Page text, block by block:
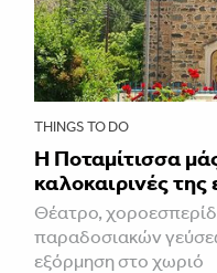
THINGS TO DO
Η Ποταμίτισσα
καλοκαιρινές
Θέατρο,
παραδοσιακών
εξόρμηση στο χωριό